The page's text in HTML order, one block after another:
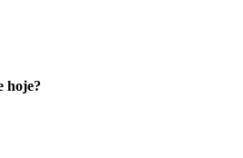
hoje?